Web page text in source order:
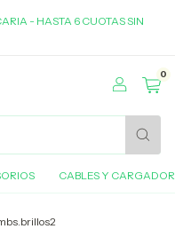
- HASTA 6 CUOTAS SIN
0
CABLES Y